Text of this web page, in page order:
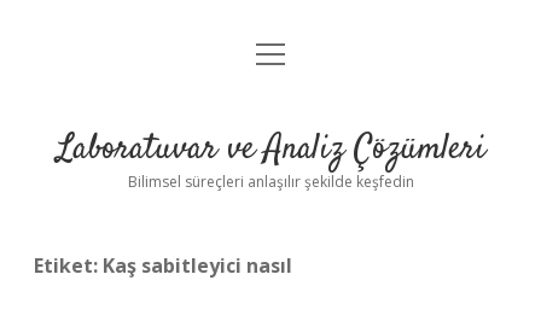
Anasayfa
Yasal Uyarı
menüyü
Laboratuvar ve Analiz Çözümleri
Bilimsel süreçleri anlaşılır şekilde keşfedin
Etiket: Kaş sabitleyici nasıl